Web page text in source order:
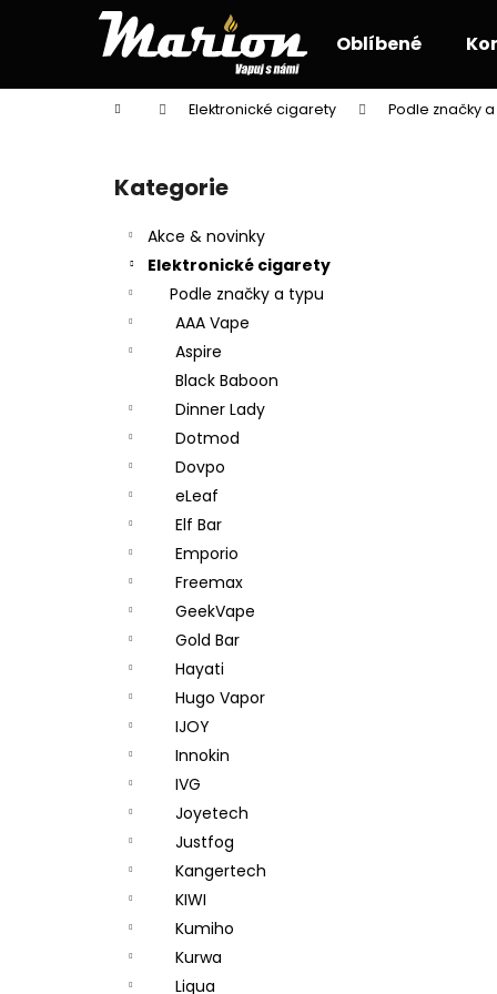
Oblíbené
Domů Elektronické cigarety Podle značky
Přeskočit
kategorie
Kategorie
Akce & novinky
Elektronické cigarety
Podle značky a typu
AAA Vape
Aspire
Black Baboon
Dinner Lady
Dotmod
Dovpo
eLeaf
Elf Bar
Emporio
Freemax
GeekVape
Gold Bar
Hayati
Hugo Vapor
IJOY
Innokin
IVG
Joyetech
Justfog
Kangertech
KIWI
Kumiho
Kurwa
Liqua
í
Zpět
do
Zpět
do
DEKANG DESERT SHIP 10ML 18MG
155 Kč
Původně:195 Kč